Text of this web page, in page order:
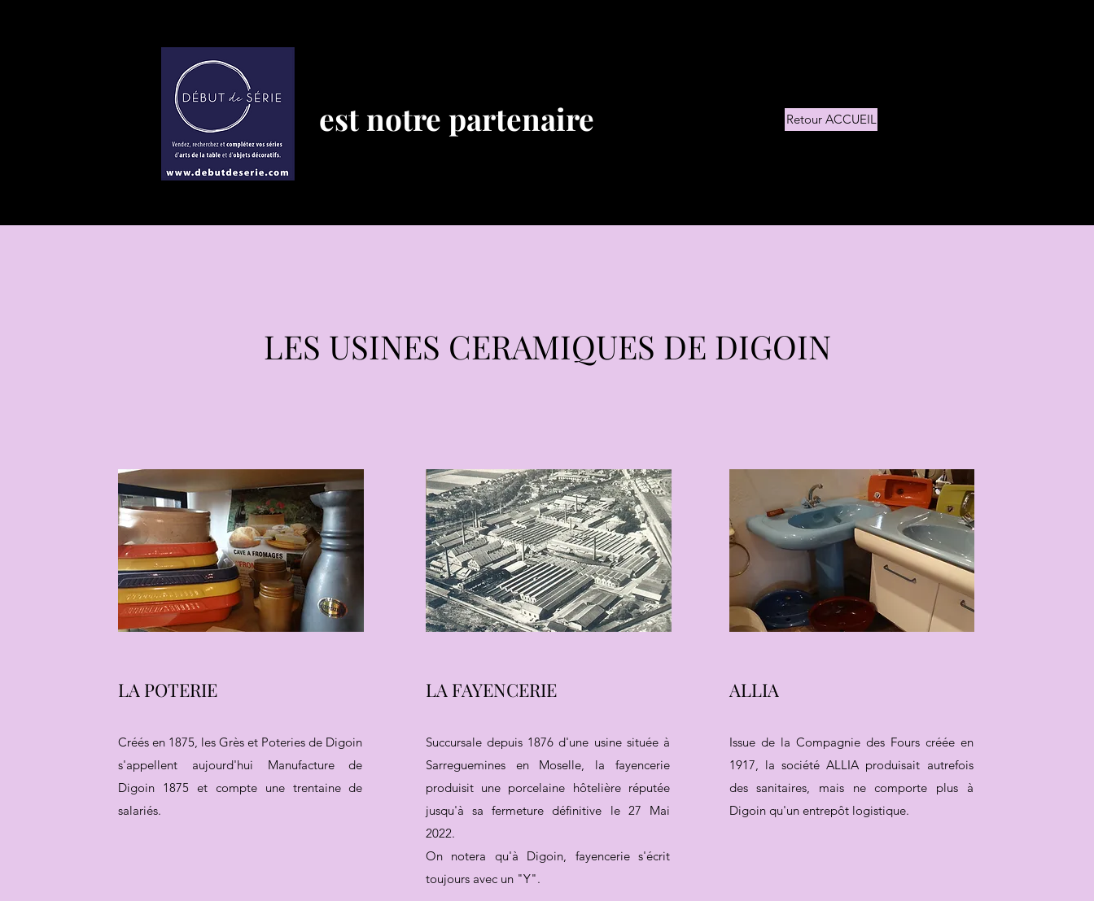
est notre partenaire Retour ACCUEIL
LES USINES CERAMIQUES DE DIGOIN
LA POTERIE
Créés en 1875, les Grès et Poteries de Digoin
s'appellent aujourd'hui Manufacture de
Digoin 1875 et compte une trentaine de
salariés.
LA FAYENCERIE
Succursale depuis 1876 d'une usine située à
Sarreguemines en Moselle, la fayencerie
produisit une porcelaine hôtelière réputée
jusqu'à sa fermeture définitive le 27 Mai
2022.
On notera qu'à Digoin, fayencerie s'écrit
toujours avec un "Y".
ALLIA
Issue de la Compagnie des Fours créée en
1917, la société ALLIA produisait autrefois
des sanitaires, mais ne comporte plus à
Digoin qu'un entrepôt logistique.